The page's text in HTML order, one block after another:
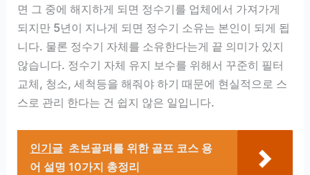
면 그 중에 해지하게 되면 정수기를 업체에서 가져가게
되지만 5년이 지나게 되면 정수기 소유는 본인이 되게 됩
니다. 물론 정수기 자체를 소유한다는게 끝 의미가 있지
않습니다. 정수기 자체 유지 보수를 위해서 꾸준히 필터
교체, 청소, 세척등을 해줘야 하기 때문에 현실적으로 스
스로 관리 한다는 건 쉽지 않은 일입니다.
인기글 초보골퍼를 위한 골프 코스 용
어 설명 10가지 총정리